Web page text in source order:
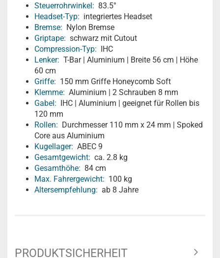
Steuerrohrwinkel: 83.5°
Headset-Typ: integriertes Headset
Bremse: Nylon Bremse
Griptape: schwarz mit Cutout
Compression-Typ: IHC
Lenker: T-Bar | Aluminium | Breite 56 cm | Höhe
60 cm
Griffe: 150 mm Griffe Honeycomb Soft
Klemme: Aluminium | 2 Schrauben 8 mm
Gabel: IHC | Aluminium | geeignet für Rollen bis
120 mm
Rollen: Durchmesser 110 mm x 24 mm | Spoked
Core aus Aluminium
Kugellager: ABEC 9
Gesamtgewicht: ca. 2.8 kg
Gesamthöhe: 84 cm
Max. Fahrergewicht: 100 kg
Altersempfehlung: ab 8 Jahre
PRODUKTSICHERHEIT